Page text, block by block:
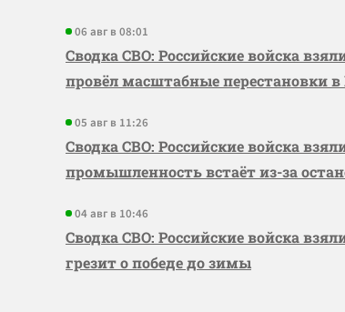
06 авг в 08:01
Сводка СВО: Российские войска
провёл масштабные перестановки
05 авг в 11:26
Сводка СВО: Российские войска
промышленность встаёт из-за
04 авг в 10:46
Сводка СВО: Российские войска
грезит о победе до зимы